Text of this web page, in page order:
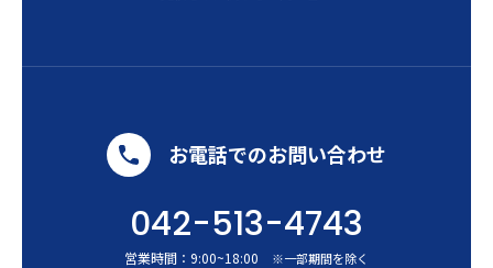
お電話でのお問い合わせ
042-513-4743
営業時間： 9:00~18:00 ※一部期間を除く